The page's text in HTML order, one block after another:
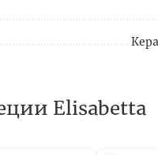
Elisabetta